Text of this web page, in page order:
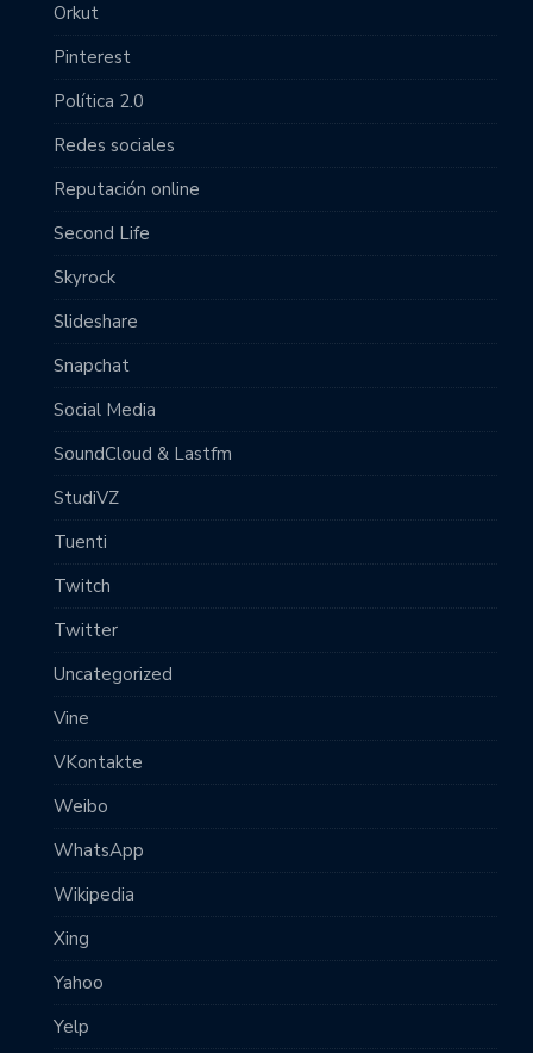
Orkut
Pinterest
Política 2.0
Redes sociales
Reputación online
Second Life
Skyrock
Slideshare
Snapchat
Social Media
SoundCloud & Lastfm
StudiVZ
Tuenti
Twitch
Twitter
Uncategorized
Vine
VKontakte
Weibo
WhatsApp
Wikipedia
Xing
Yahoo
Yelp